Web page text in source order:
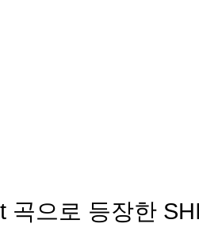
곡으로 등장한